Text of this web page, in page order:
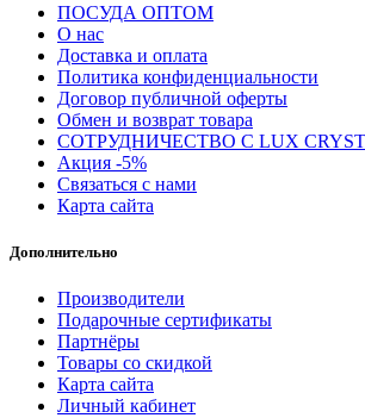
ПОСУДА ОПТОМ
О нас
Доставка и оплата
Политика конфиденциальности
Договор публичной оферты
Обмен и возврат товара
СОТРУДНИЧЕСТВО С LUX
Акция -5%
Связаться с нами
Карта сайта
Дополнительно
Производители
Подарочные сертификаты
Партнёры
Товары со скидкой
Карта сайта
Личный кабинет